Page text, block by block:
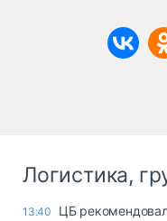
Логистика,
13:40
ЦБ